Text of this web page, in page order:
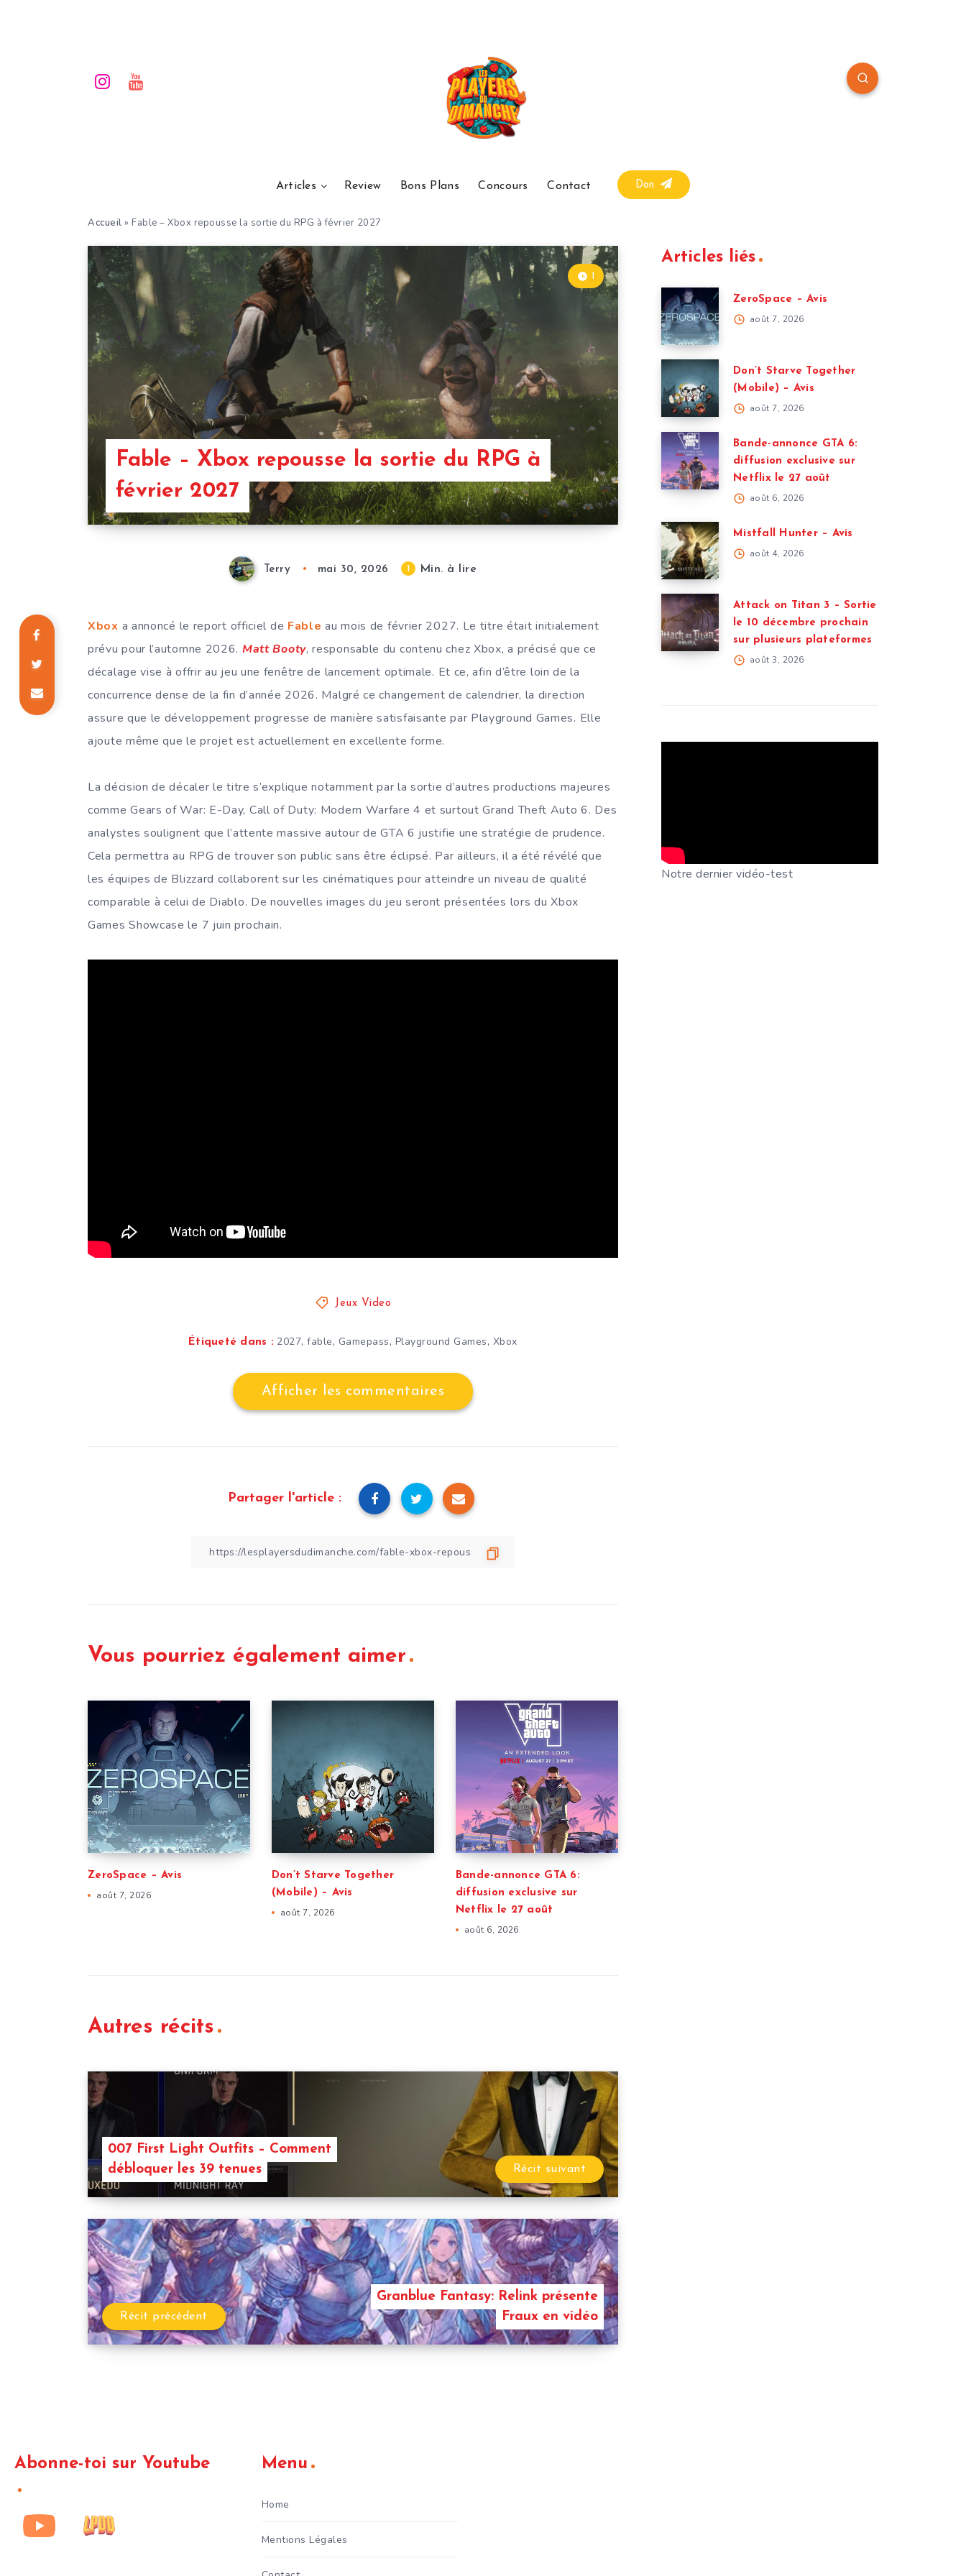
Articles Review Bons Plans Concours Contact Don
Accueil » Fable – Xbox repousse la sortie du RPG à février 2027
Fable – Xbox repousse la sortie du RPG à
février 2027
1
Terry mai 30, 2026 1 Min. à lire
Xbox a annoncé le report officiel de Fable au mois de février 2027. Le titre était initialement
prévu pour l’automne 2026. Matt Booty, responsable du contenu chez Xbox, a précisé que ce
décalage vise à offrir au jeu une fenêtre de lancement optimale. Et ce, afin d’être loin de la
concurrence dense de la fin d’année 2026. Malgré ce changement de calendrier, la direction
assure que le développement progresse de manière satisfaisante par Playground Games. Elle
ajoute même que le projet est actuellement en excellente forme.
La décision de décaler le titre s’explique notamment par la sortie d’autres productions majeures
comme Gears of War: E-Day, Call of Duty: Modern Warfare 4 et surtout Grand Theft Auto 6. Des
analystes soulignent que l’attente massive autour de GTA 6 justifie une stratégie de prudence.
Cela permettra au RPG de trouver son public sans être éclipsé. Par ailleurs, il a été révélé que
les équipes de Blizzard collaborent sur les cinématiques pour atteindre un niveau de qualité
comparable à celui de Diablo. De nouvelles images du jeu seront présentées lors du Xbox
Games Showcase le 7 juin prochain.
Jeux Video
Étiqueté dans : 2027,fable, Gamepass, Playground Games, Xbox
Afficher les commentaires
Partager l'article :
Vous pourriez également aimer
ZeroSpace – Avis
août 7, 2026
Don’t Starve Together
(Mobile) – Avis
août 7, 2026
Bande-annonce GTA 6:
diffusion exclusive sur
Netflix le 27 août
août 6, 2026
Autres récits
007 First Light Outfits – Comment
débloquer les 39 tenues
Récit suivant
Granblue Fantasy: Relink présente
Fraux en vidéo
Récit précédent
Articles liés
ZeroSpace – Avis
août 7, 2026
Don’t Starve Together
(Mobile) – Avis
août 7, 2026
Bande-annonce GTA 6:
diffusion exclusive sur
Netflix le 27 août
août 6, 2026
Mistfall Hunter – Avis
août 4, 2026
Attack on Titan 3 – Sortie
le 10 décembre prochain
sur plusieurs plateformes
août 3, 2026
Notre dernier vidéo-test
Abonne-toi sur Youtube Menu
Home
Mentions Légales